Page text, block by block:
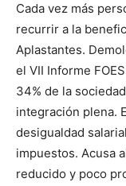
Cada vez más
recurrir a la
Aplastantes.
el VII Informe
34% de la
integración plena.
desigualdad
impuestos. Acusa
reducido y poco